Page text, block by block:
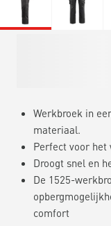
Werkbroek in
materiaal.
Perfect voor het
Droogt snel en
De 1525-
comfort